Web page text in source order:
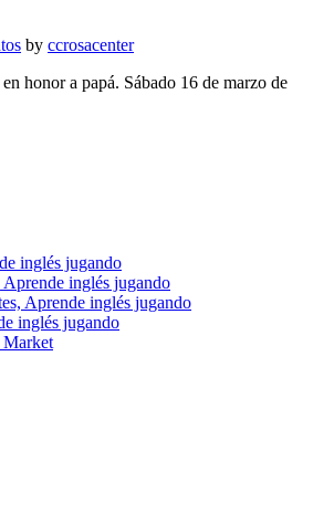
by ccrosacenter
honor a papá. Sábado 16 de marzo de
inglés jugando
Aprende inglés jugando
Aprende inglés jugando
inglés jugando